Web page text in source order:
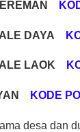
DAYA
LAOK
KODE
desa dan